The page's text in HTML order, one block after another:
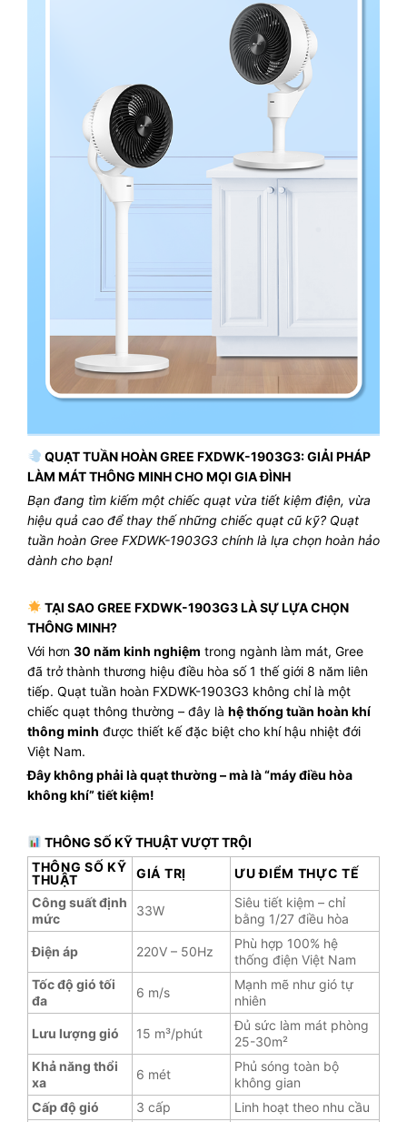
QUẠT TUẦN HOÀN GREE FXDWK-1903G3: GIẢI PHÁP
LÀM MÁT THÔNG MINH CHO MỌI GIA ĐÌNH
Bạn đang tìm kiếm một chiếc quạt vừa tiết kiệm điện, vừa
hiệu quả cao để thay thế những chiếc quạt cũ kỹ? Quạt
tuần hoàn Gree FXDWK-1903G3 chính là lựa chọn hoàn hảo
dành cho bạn!
TẠI SAO GREE FXDWK-1903G3 LÀ SỰ LỰA CHỌN
THÔNG MINH?
Với hơn 30 năm kinh nghiệm trong ngành làm mát, Gree
đã trở thành thương hiệu điều hòa số 1 thế giới 8 năm liên
tiếp. Quạt tuần hoàn FXDWK-1903G3 không chỉ là một
chiếc quạt thông thường – đây là hệ thống tuần hoàn khí
thông minh được thiết kế đặc biệt cho khí hậu nhiệt đới
Việt Nam.
Đây không phải là quạt thường – mà là “máy điều hòa
không khí” tiết kiệm!
THÔNG SỐ KỸ THUẬT VƯỢT TRỘI
THÔNG SỐ KỸ
THUẬT
GIÁ TRỊ
ƯU ĐIỂM THỰC TẾ
Công suất định
mức
33W
Siêu tiết kiệm – chỉ
bằng 1/27 điều hòa
Điện áp 220V – 50Hz
Phù hợp 100% hệ
thống điện Việt Nam
Tốc độ gió tối
đa
6 m/s
Mạnh mẽ như gió tự
nhiên
Lưu lượng gió 15 m³/phút
Đủ sức làm mát phòng
25-30m²
Khả năng thổi
xa
6 mét
Phủ sóng toàn bộ
không gian
Cấp độ gió
3 cấp
Linh hoạt theo nhu cầu